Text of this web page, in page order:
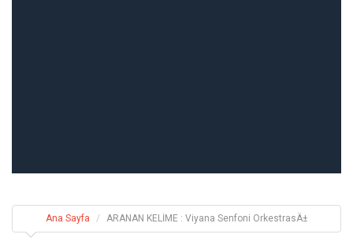
Ana Sayfa ARANAN KELİME : Viyana Senfoni OrkestrasÄ±